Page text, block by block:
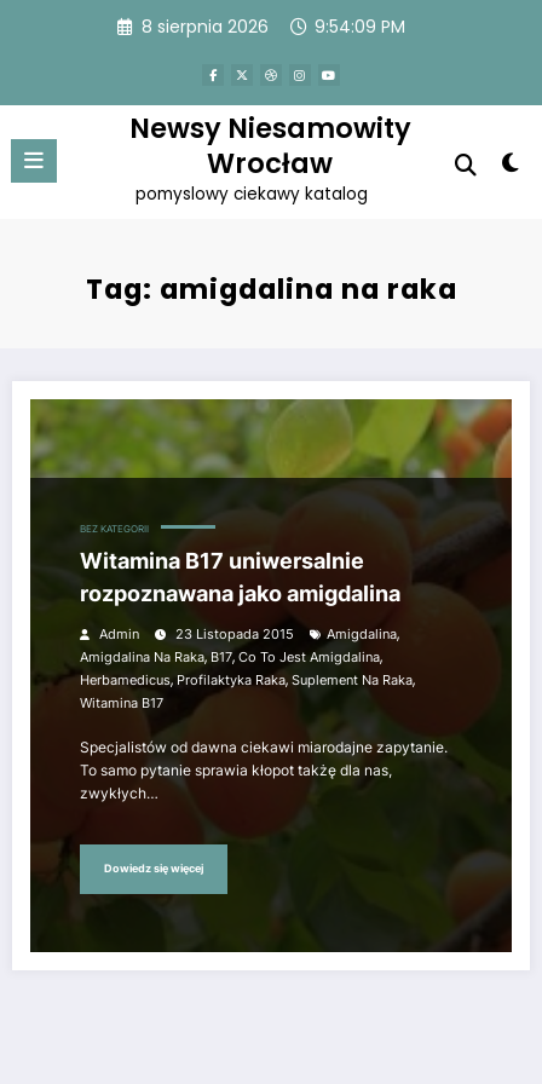
8 sierpnia 2026 9:54:09 PM
Newsy Niesamowity
Wrocław
pomyslowy ciekawy katalog
Tag: amigdalina na raka
Witamina B17 uniwersalnie rozpoznawana jako amigdalina
BEZ KATEGORII
Witamina B17 uniwersalnie
rozpoznawana jako amigdalina
Admin 23 Listopada 2015 Amigdalina,
Amigdalina Na Raka,B17, Co To Jest Amigdalina,
Herbamedicus, Profilaktyka Raka, Suplement Na Raka,
Witamina B17
Specjalistów od dawna ciekawi miarodajne zapytanie.
To samo pytanie sprawia kłopot takżę dla nas,
zwykłych…
Dowiedz się więcej